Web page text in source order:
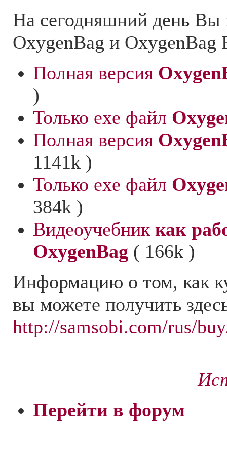
На сегодняшний день Вы
OxygenBag и OxygenBag
Полная версия
)
Только exe файл
Полная версия
1141k )
Только exe файл
384k )
Видеоучебник как
OxygenBag ( 166k )
Информацию о том, как
вы можете получить
http://samsobi.com/rus/
Перейти в форум